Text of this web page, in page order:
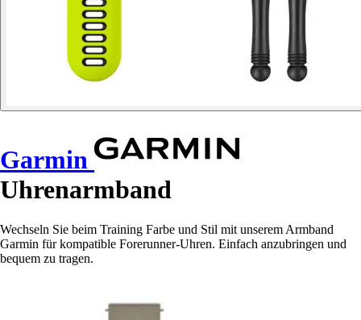
Garmin
Uhrenarmband
Wechseln Sie beim Training Farbe und Stil mit unserem Armband
Garmin für kompatible Forerunner-Uhren. Einfach anzubringen und
bequem zu tragen.